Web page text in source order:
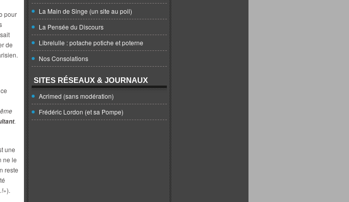
pour
de
.
une
ne le
reste
»).
La Main de Singe (un site au poil)
La Pensée du Discours
Librelulle : potache potiche et poterne
Nos Consolations
SITES RÉSEAUX & JOURNAUX
Acrimed (sans modération)
Frédéric Lordon (et sa Pompe)